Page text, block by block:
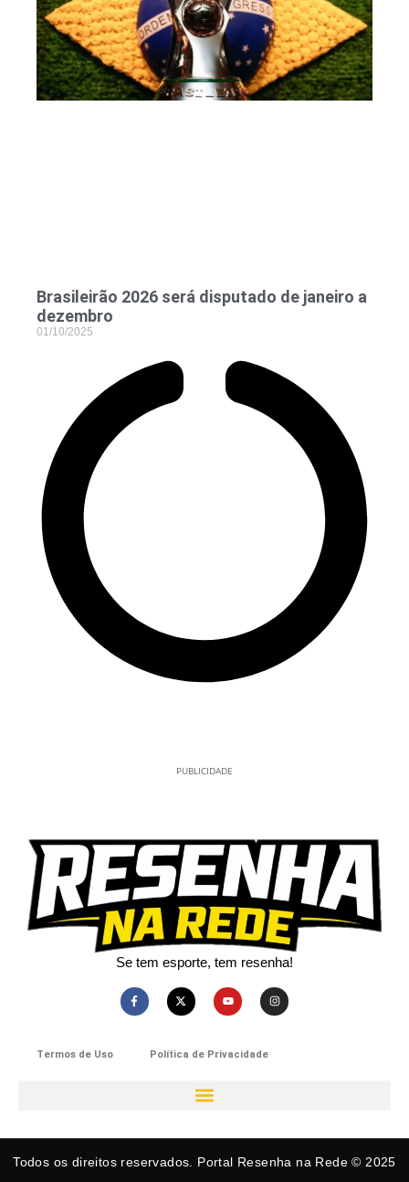
Brasileirão 2026 será disputado de janeiro a
dezembro
01/10/2025
PUBLICIDADE
Se tem esporte, tem resenha!​
Termos de Uso Política de Privacidade
Todos os direitos reservados. Portal Resenha na Rede © 2025